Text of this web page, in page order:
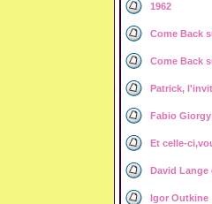
1962
Come Back
Come Back
Patrick,
Fabio Giorgy
Et celle-
David Lange
Igor Outkine